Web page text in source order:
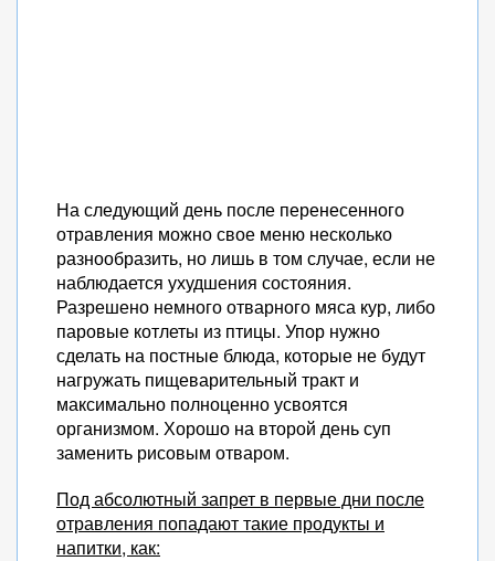
На следующий день после перенесенного
отравления можно свое меню несколько
разнообразить, но лишь в том случае, если не
наблюдается ухудшения состояния.
Разрешено немного отварного мяса кур, либо
паровые котлеты из птицы. Упор нужно
сделать на постные блюда, которые не будут
нагружать пищеварительный тракт и
максимально полноценно усвоятся
организмом. Хорошо на второй день суп
заменить рисовым отваром.
Под абсолютный запрет в первые дни после
отравления попадают такие продукты и
напитки, как: